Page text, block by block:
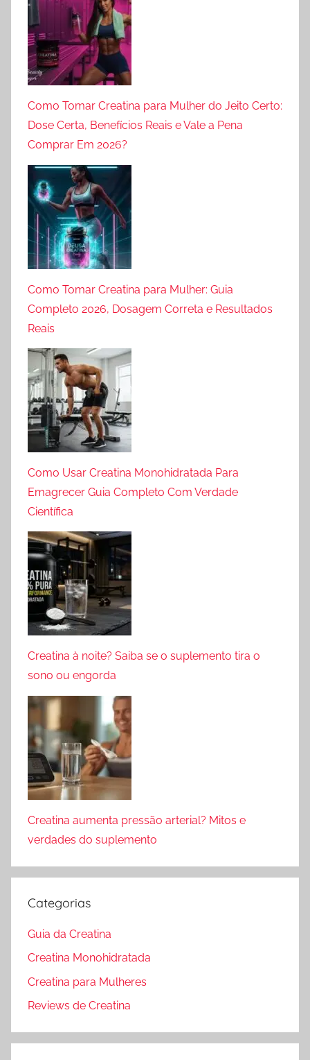
Como Tomar Creatina para Mulher do Jeito Certo:
Dose Certa, Benefícios Reais e Vale a Pena
Comprar Em 2026?
Como Tomar Creatina para Mulher: Guia
Completo 2026, Dosagem Correta e Resultados
Reais
Como Usar Creatina Monohidratada Para
Emagrecer Guia Completo Com Verdade
Científica
Creatina à noite? Saiba se o suplemento tira o
sono ou engorda
Creatina aumenta pressão arterial? Mitos e
verdades do suplemento
Categorias
Guia da Creatina
Creatina Monohidratada
Creatina para Mulheres
Reviews de Creatina